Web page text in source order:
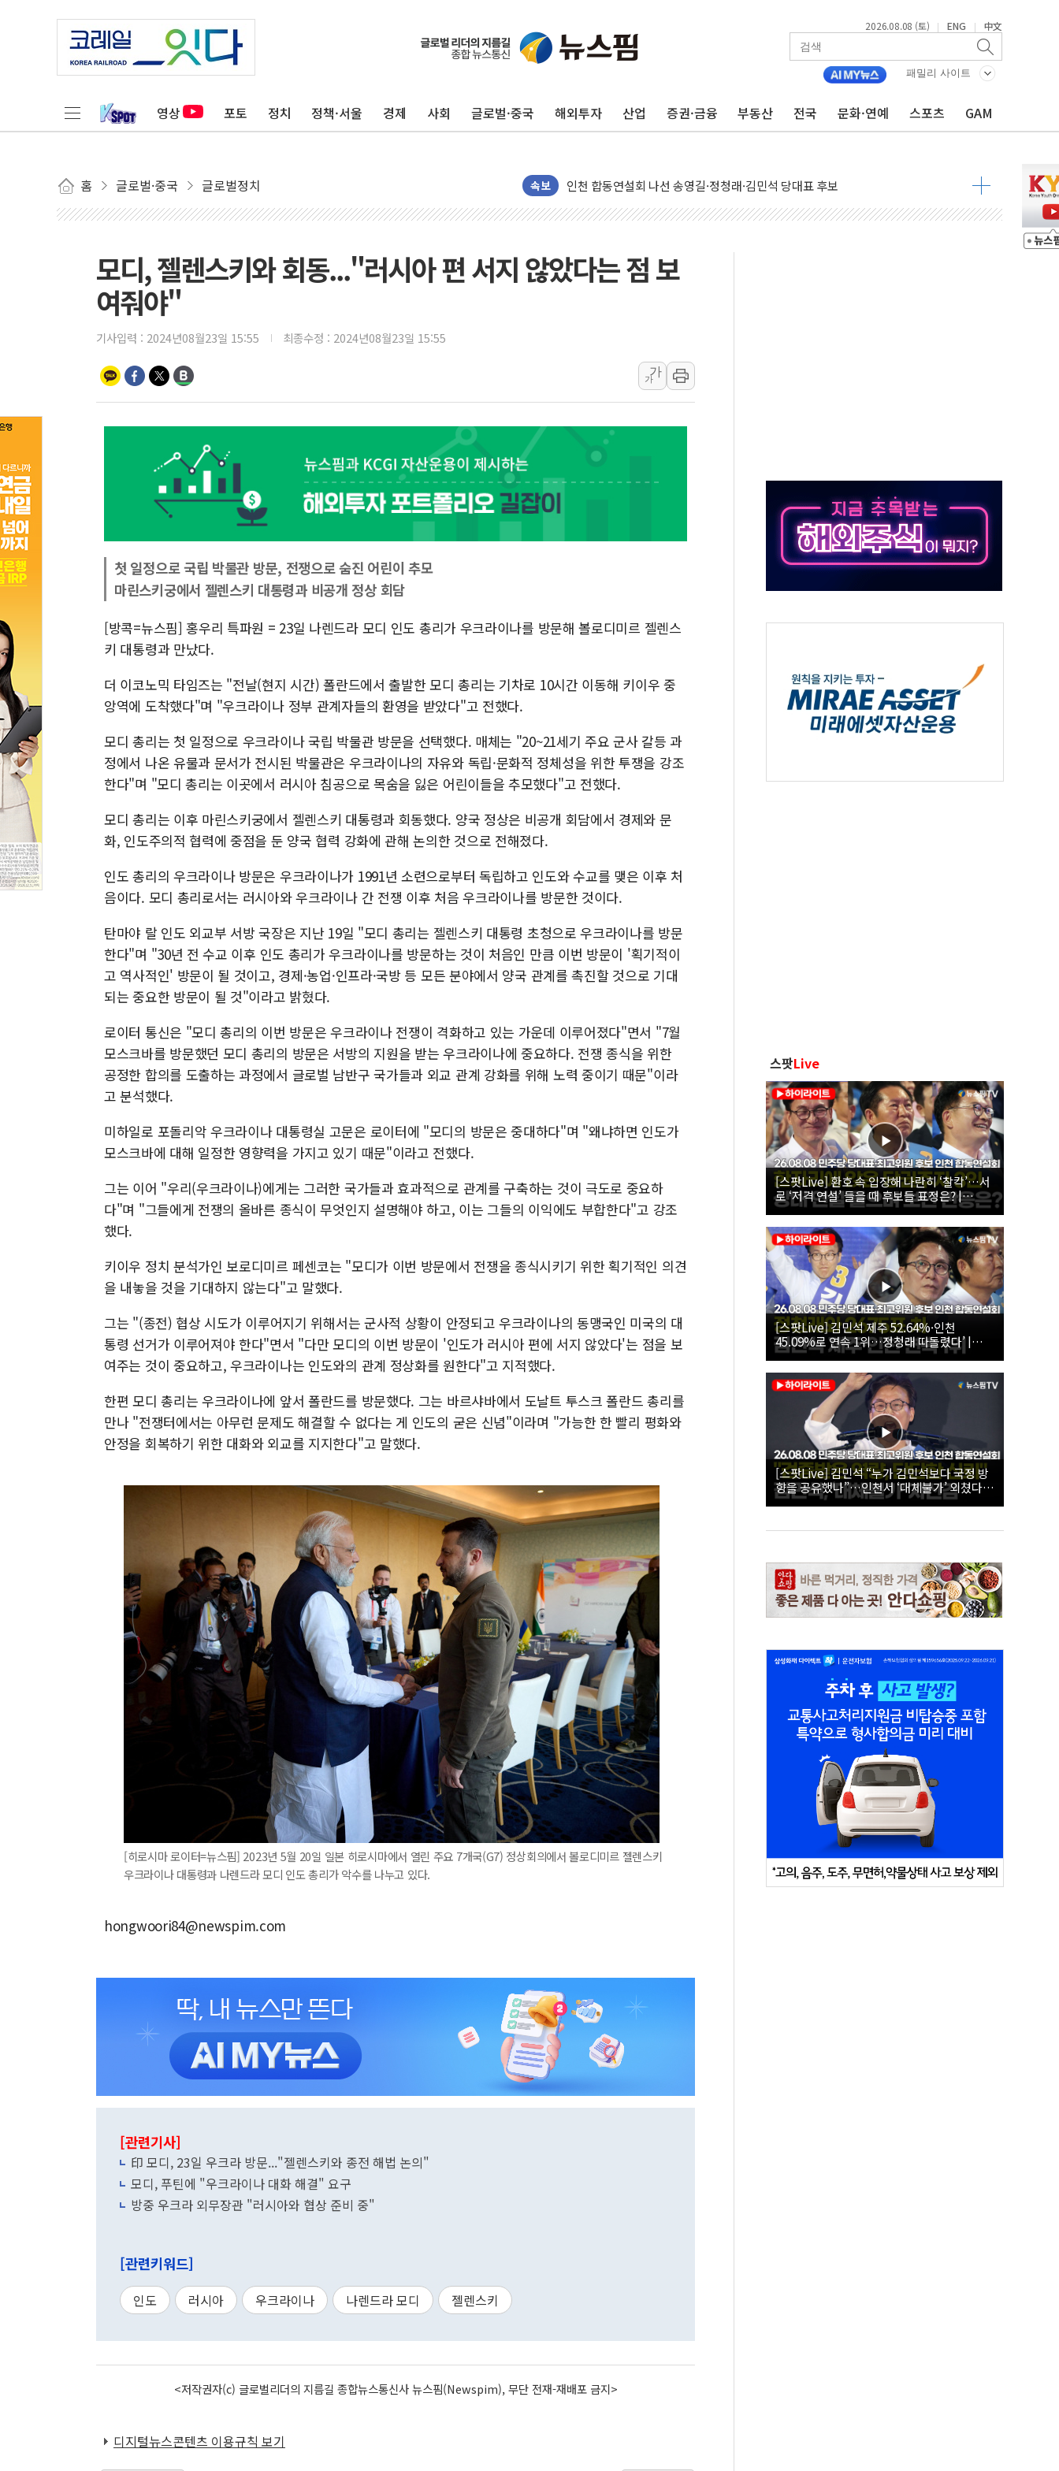
2026.08.08 (토) | ENG | 中文
패밀리 사이트
영상 포토 정치 정책·서울 경제 사회 글로벌·중국 해외투자 산업 증권·금융 부동산 전국 문화·연예 스포츠 GAM
홈 글로벌·중국 글로벌정치 속보
울진·영덕 '호우특보'-포항 '산사태 주의보'...경북도, 호우 피해·통제구간 없어
인천 합동연설회 나선 송영길·정청래·김민석 당대표 후보
김민석, 2주차 제주·인천 경선서 정청래에 승리...47.75% vs 42.08%
[속보] 민주, 제주·인천 경선 결과 발표...김민석 47.75% 정청래 42.08%
[속보] 민주, 인천 경선 결과 발표...김민석 45.09% 정청래 43.27% 송영길 11.63%
강릉·동해·삼척 시간당 최대 50㎜ 폭우…강원 동해안 강한 비 이어져
폐기물 수거하다 참변…60대 환경미화원 수거차에 치여 사망
李대통령 "결혼 때문에 손해 보는 일 없게"…'결혼 페널티' 22개 과제 손본다
여수 오동도 인근 해상서 모터보트 전복…1명 사망·1명 실종
인천 선재도 갯벌서 해루질 중 실종 60대 나흘만에 숨진 채 발견
인천서 말다툼 중 어머니 흉기 살해 10대 아들 체포
'화합' 꺼낸 김민석에 '뻔뻔' 받아친 정청래…제주 연설서 신경전 고조
모디, 젤렌스키와 회동..."러시아 편 서지 않았다는 점 보
여줘야"
기사입력 : 2024년08월23일 15:55 최종수정 : 2024년08월23일 15:55
가
가
첫 일정으로 국립 박물관 방문, 전쟁으로 숨진 어린이 추모
마린스키궁에서 젤렌스키 대통령과 비공개 정상 회담
[방콕=뉴스핌] 홍우리 특파원 = 23일 나렌드라 모디 인도 총리가 우크라이나를 방문해 볼로디미르 젤렌스
키 대통령과 만났다.
더 이코노믹 타임즈는 "전날(현지 시간) 폴란드에서 출발한 모디 총리는 기차로 10시간 이동해 키이우 중
앙역에 도착했다"며 "우크라이나 정부 관계자들의 환영을 받았다"고 전했다.
모디 총리는 첫 일정으로 우크라이나 국립 박물관 방문을 선택했다. 매체는 "20~21세기 주요 군사 갈등 과
정에서 나온 유물과 문서가 전시된 박물관은 우크라이나의 자유와 독립·문화적 정체성을 위한 투쟁을 강조
한다"며 "모디 총리는 이곳에서 러시아 침공으로 목숨을 잃은 어린이들을 추모했다"고 전했다.
모디 총리는 이후 마린스키궁에서 젤렌스키 대통령과 회동했다. 양국 정상은 비공개 회담에서 경제와 문
화, 인도주의적 협력에 중점을 둔 양국 협력 강화에 관해 논의한 것으로 전해졌다.
인도 총리의 우크라이나 방문은 우크라이나가 1991년 소련으로부터 독립하고 인도와 수교를 맺은 이후 처
음이다. 모디 총리로서는 러시아와 우크라이나 간 전쟁 이후 처음 우크라이나를 방문한 것이다.
탄마야 랄 인도 외교부 서방 국장은 지난 19일 "모디 총리는 젤렌스키 대통령 초청으로 우크라이나를 방문
한다"며 "30년 전 수교 이후 인도 총리가 우크라이나를 방문하는 것이 처음인 만큼 이번 방문이 '획기적이
고 역사적인' 방문이 될 것이고, 경제·농업·인프라·국방 등 모든 분야에서 양국 관계를 촉진할 것으로 기대
되는 중요한 방문이 될 것"이라고 밝혔다.
로이터 통신은 "모디 총리의 이번 방문은 우크라이나 전쟁이 격화하고 있는 가운데 이루어졌다"면서 "7월
모스크바를 방문했던 모디 총리의 방문은 서방의 지원을 받는 우크라이나에 중요하다. 전쟁 종식을 위한
공정한 합의를 도출하는 과정에서 글로벌 남반구 국가들과 외교 관계 강화를 위해 노력 중이기 때문"이라
고 분석했다.
미하일로 포돌리악 우크라이나 대통령실 고문은 로이터에 "모디의 방문은 중대하다"며 "왜냐하면 인도가
모스크바에 대해 일정한 영향력을 가지고 있기 때문"이라고 전했다.
그는 이어 "우리(우크라이나)에게는 그러한 국가들과 효과적으로 관계를 구축하는 것이 극도로 중요하
다"며 "그들에게 전쟁의 올바른 종식이 무엇인지 설명해야 하고, 이는 그들의 이익에도 부합한다"고 강조
했다.
키이우 정치 분석가인 보로디미르 페센코는 "모디가 이번 방문에서 전쟁을 종식시키기 위한 획기적인 의견
을 내놓을 것을 기대하지 않는다"고 말했다.
그는 "(종전) 협상 시도가 이루어지기 위해서는 군사적 상황이 안정되고 우크라이나의 동맹국인 미국의 대
통령 선거가 이루어져야 한다"면서 "다만 모디의 이번 방문이 '인도가 러시아 편에 서지 않았다'는 점을 보
여주는 것이 중요하고, 우크라이나는 인도와의 관계 정상화를 원한다"고 지적했다.
한편 모디 총리는 우크라이나에 앞서 폴란드를 방문했다. 그는 바르샤바에서 도날트 투스크 폴란드 총리를
만나 "전쟁터에서는 아무런 문제도 해결할 수 없다는 게 인도의 굳은 신념"이라며 "가능한 한 빨리 평화와
안정을 회복하기 위한 대화와 외교를 지지한다"고 말했다.
[히로시마 로이터=뉴스핌] 2023년 5월 20일 일본 히로시마에서 열린 주요 7개국(G7) 정상회의에서 볼로디미르 젤렌스키
우크라이나 대통령과 나렌드라 모디 인도 총리가 악수를 나누고 있다.
hongwoori84@newspim.com
[관련기사]
印 모디, 23일 우크라 방문..."젤렌스키와 종전 해법 논의"
모디, 푸틴에 "우크라이나 대화 해결" 요구
방중 우크라 외무장관 "러시아와 협상 준비 중"
[관련키워드]
인도 러시아 우크라이나 나렌드라 모디 젤렌스키
<저작권자(c) 글로벌리더의 지름길 종합뉴스통신사 뉴스핌(Newspim), 무단 전재-재배포 금지>
디지털뉴스콘텐츠 이용규칙 보기
스팟Live
[스팟Live] 환호 속 입장해 나란히 ‘찰칵’…서
로 ‘저격 연설’ 들을 때 후보들 표정은? |
26.08.08 더불어민주당 당대표·최고위원 후
보 인천 합동연설회
[스팟Live] 김민석 제주 52.64%·인천
45.09%로 연속 1위…정청래 따돌렸다’ |
26.08.08 더불어민주당 당대표·최고위원 후
보 인천 합동연설회
[스팟Live] 김민석 “누가 김민석보다 국정 방
향을 공유했나”…인천서 ‘대체불가’ 외쳤다 |
26.08.08 더불어민주당 당대표·최고위원 후